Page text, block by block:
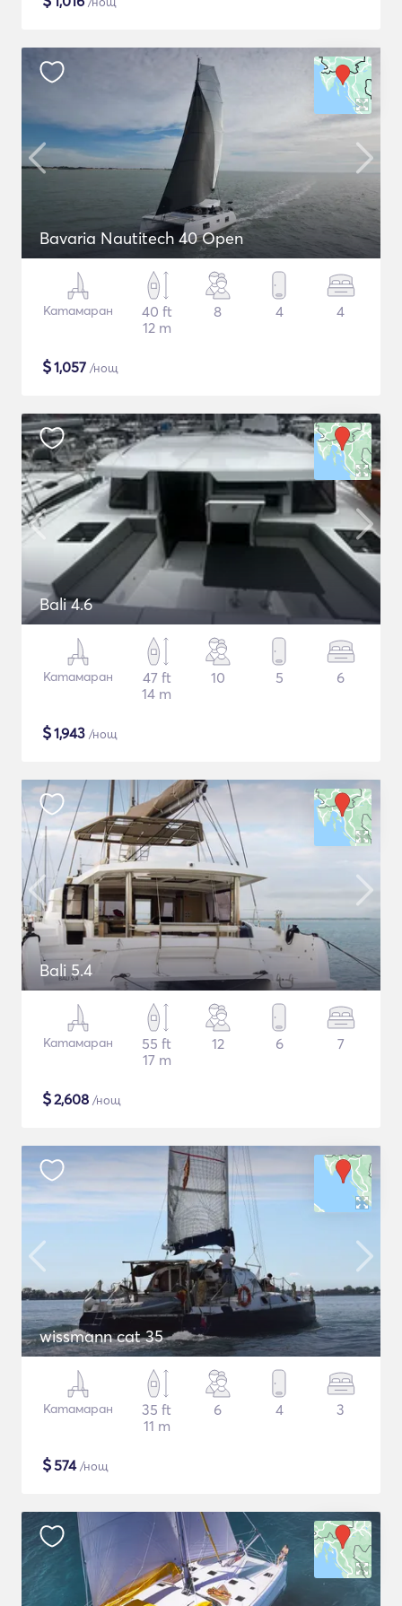
Bavaria Nautitech 40 Open
Катамаран
40 ft
12 m
8 4 4
$1,057 /нощ
Bali 4.6
Катамаран
47 ft
14 m
10 5 6
$1,943 /нощ
Bali 5.4
Катамаран
55 ft
17 m
12 6 7
$2,608 /нощ
wissmann cat 35
Катамаран
35 ft
11 m
6 4 3
$574/нощ